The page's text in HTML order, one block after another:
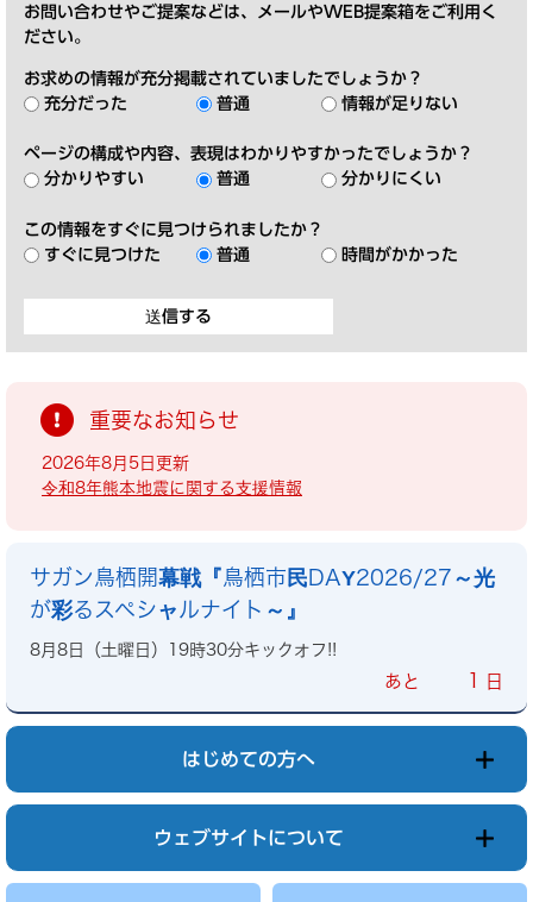
お問い合わせやご提案などは、メールやWEB提案箱をご利用く
ださい。
お求めの情報が充分掲載されていましたでしょうか？
充分だった
普通 情報が足りない
ページの構成や内容、表現はわかりやすかったでしょうか？
分かりやすい
普通 分かりにくい
この情報をすぐに見つけられましたか？
すぐに見つけた
普通 時間がかかった
重要なお知らせ
2026年8月5日更新
令和8年熊本地震に関する支援情報
サガン鳥栖開幕戦『鳥栖市民DAY2026/27～光
が彩るスペシャルナイト～』
8月8日（土曜日）19時30分キックオフ!!
あと 1 日
はじめての方へ
ウェブサイトについて